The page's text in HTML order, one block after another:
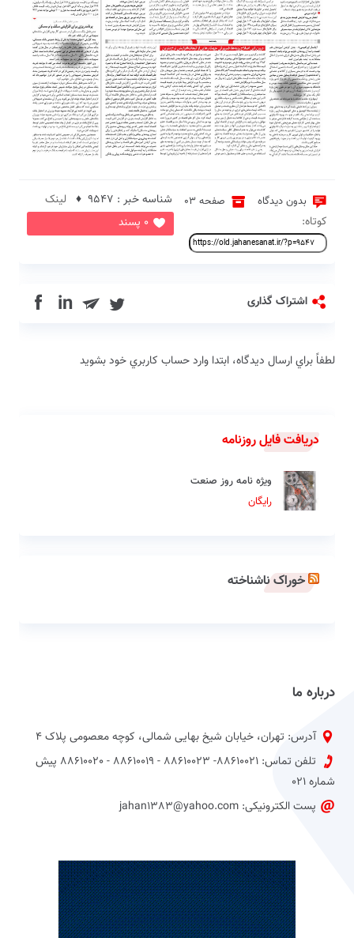
2
6
بدون دیدگاه صفحه 03
0 پسند
شناسه خبر : 9547 ♦
لینک
کوتاه:
اشتراک گذاری in
لطفاً براي ارسال دیدگاه، ابتدا وارد حساب كاربري خود بشويد
دریافت فایل روزنامه
ویژه نامه روز صنعت
رایگان
خوراک ناشناخته
درباره ما
آدرس: تهران، خیابان شیخ بهایی شمالی، کوچه معصومی پلاک 4
تلفن تماس: 88610021- 88610023 - 88610019 - 88610020 پیش
شماره 021
پست الکترونیکی: jahan1383@yahoo.com